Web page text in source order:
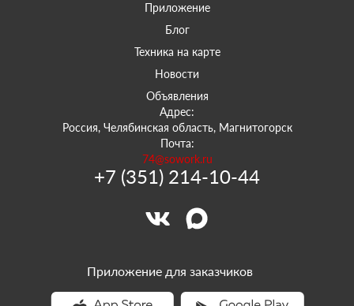
Приложение
Блог
Техника на карте
Новости
Объявления
Адрес:
Россия, Челябинская область, Магнитогорск
Почта:
74@sowork.ru
+7 (351) 214-10-44
Приложение для заказчиков